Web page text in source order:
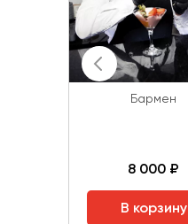
Бармен
8 000 ₽
В корзину